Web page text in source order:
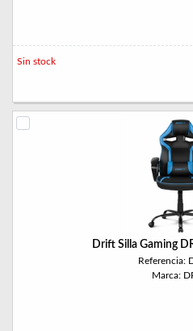
Sin stock
Drift Silla Gaming
Referencia:
Marca: